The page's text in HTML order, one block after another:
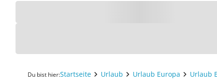
Du bist hier:Startseite Urlaub Urlaub Europa Urlaub